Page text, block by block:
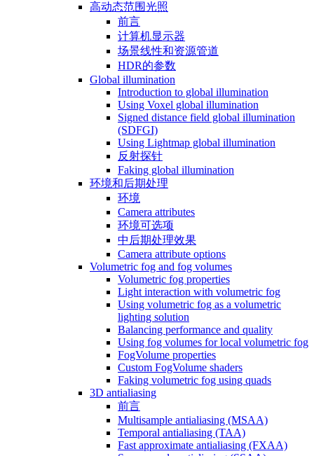
高动态范围光照
前言
计算机显示器
场景线性和资源管道
HDR的参数
Global illumination
Introduction to global illumination
Using Voxel global illumination
Signed distance field global illumination
(SDFGI)
Using Lightmap global illumination
反射探针
Faking global illumination
环境和后期处理
环境
Camera attributes
环境可选项
中后期处理效果
Camera attribute options
Volumetric fog and fog volumes
Volumetric fog properties
Light interaction with volumetric fog
Using volumetric fog as a volumetric
lighting solution
Balancing performance and quality
Using fog volumes for local volumetric fog
FogVolume properties
Custom FogVolume shaders
Faking volumetric fog using quads
3D antialiasing
前言
Multisample antialiasing (MSAA)
Temporal antialiasing (TAA)
Fast approximate antialiasing (FXAA)